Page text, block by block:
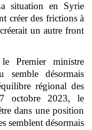
situation en Syrie
créer des frictions à
un autre front
Premier ministre
semble désormais
régional des
octobre 2023, le
dans une position
semblent désormais